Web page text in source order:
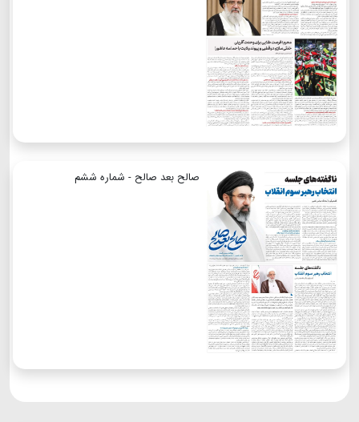
صالح بعد صالح - شماره ششم